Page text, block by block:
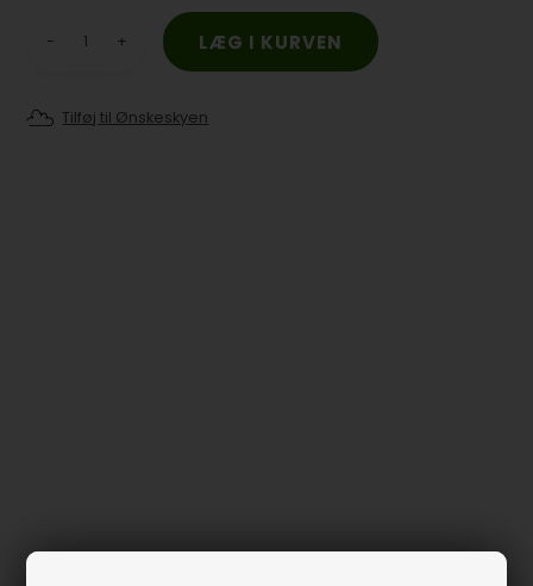
- +
Tilføj til Ønskeskyen